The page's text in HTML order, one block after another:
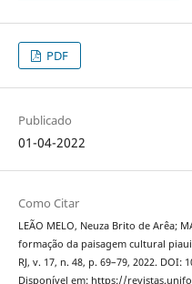
PDF
Publicado
01-04-2022
Como Citar
LEÃO MELO, Neuza Brito de Arêa;
formação da paisagem cultural
RJ, v. 17, n. 48, p. 69–79, 2022. DOI:
Disponível em: https://